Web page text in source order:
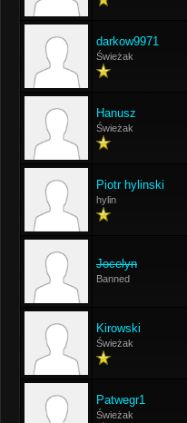
darkow9971
Świeżak
Hanusz
Świeżak
Piotr hylinski
hylin
Jocelyn
Banned
Kirowski
Świeżak
Patwegr1
Świeżak